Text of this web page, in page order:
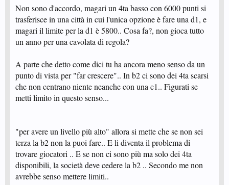
Non sono d'accordo, magari un 4ta basso con 6000 punti si
trasferisce in una città in cui l'unica opzione è fare una d1, e
magari il limite per la d1 è 5800.. Cosa fa?, non gioca tutto
un anno per una cavolata di regola?
A parte che detto come dici tu ha ancora meno senso da un
punto di vista per "far crescere".. In b2 ci sono dei 4ta scarsi
che non centrano niente neanche con una c1.. Figurati se
metti limito in questo senso...
"per avere un livello più alto" allora si mette che se non sei
terza la b2 non la puoi fare.. E li diventa il problema di
trovare giocatori .. E se non ci sono più ma solo dei 4ta
disponibili, la società deve cedere la b2 .. Secondo me non
avrebbe senso mettere limiti..